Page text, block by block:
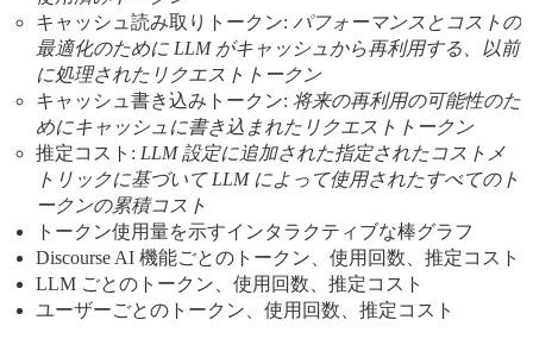
キャッシュ読み取りトークン: パフォーマンスとコストの
最適化のために LLM がキャッシュから再利用する、以前
に処理されたリクエストトークン
キャッシュ書き込みトークン: 将来の再利用の可能性のた
めにキャッシュに書き込まれたリクエストトークン
推定コスト: LLM 設定に追加された指定されたコストメ
トリックに基づいて LLM によって使用されたすべてのト
ークンの累積コスト
トークン使用量を示すインタラクティブな棒グラフ
Discourse AI 機能ごとのトークン、使用回数、推定コスト
LLM ごとのトークン、使用回数、推定コスト
ユーザーごとのトークン、使用回数、推定コスト